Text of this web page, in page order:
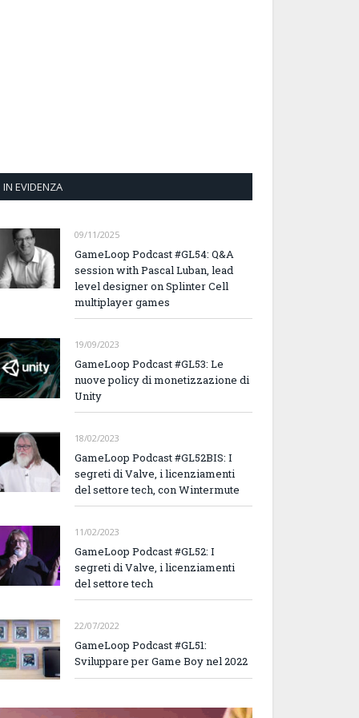
IN EVIDENZA
09/11/2025
GameLoop Podcast #GL54: Q&A
session with Pascal Luban, lead
level designer on Splinter Cell
multiplayer games
19/09/2023
GameLoop Podcast #GL53: Le
nuove policy di monetizzazione di
Unity
18/02/2023
GameLoop Podcast #GL52BIS: I
segreti di Valve, i licenziamenti
del settore tech, con Wintermute
11/02/2023
GameLoop Podcast #GL52: I
segreti di Valve, i licenziamenti
del settore tech
22/07/2022
GameLoop Podcast #GL51:
Sviluppare per Game Boy nel 2022